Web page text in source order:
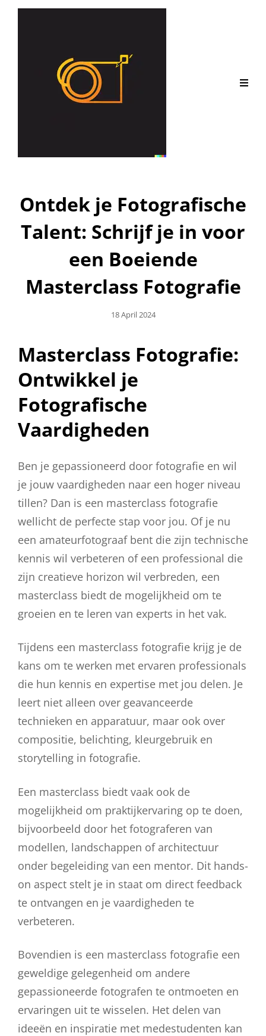
Ontdek je Fotografische
Talent: Schrijf je in voor
een Boeiende
Masterclass Fotografie
Geplaatst
18 April 2024
Masterclass Fotografie:
Ontwikkel je
Fotografische
Vaardigheden
Ben je gepassioneerd door fotografie en wil
je jouw vaardigheden naar een hoger niveau
tillen? Dan is een masterclass fotografie
wellicht de perfecte stap voor jou. Of je nu
een amateurfotograaf bent die zijn technische
kennis wil verbeteren of een professional die
zijn creatieve horizon wil verbreden, een
masterclass biedt de mogelijkheid om te
groeien en te leren van experts in het vak.
Tijdens een masterclass fotografie krijg je de
kans om te werken met ervaren professionals
die hun kennis en expertise met jou delen. Je
leert niet alleen over geavanceerde
technieken en apparatuur, maar ook over
compositie, belichting, kleurgebruik en
storytelling in fotografie.
Een masterclass biedt vaak ook de
mogelijkheid om praktijkervaring op te doen,
bijvoorbeeld door het fotograferen van
modellen, landschappen of architectuur
onder begeleiding van een mentor. Dit hands-
on aspect stelt je in staat om direct feedback
te ontvangen en je vaardigheden te
verbeteren.
Bovendien is een masterclass fotografie een
geweldige gelegenheid om andere
gepassioneerde fotografen te ontmoeten en
ervaringen uit te wisselen. Het delen van
ideeën en inspiratie met medestudenten kan